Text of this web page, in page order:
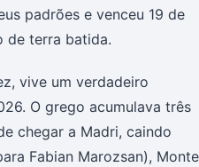
padrões e venceu 19 de
de terra batida.
vive um verdadeiro
O grego acumulava três
chegar a Madri, caindo
Fabian Marozsan), Monte